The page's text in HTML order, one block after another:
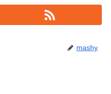
mashy